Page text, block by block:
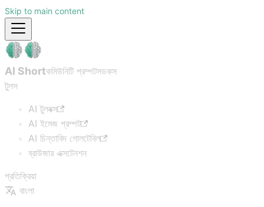
Skip to main content
AI Shortকমিউনিটি প্রম্পটসডকস
টুলস
AI টুলবক্স
AI ইমেজ প্রম্পট
AI চিন্তাবিদ গোলটেবিল
ব্রাউজার এক্সটেনশন
প্রতিক্রিয়া
বাংলা